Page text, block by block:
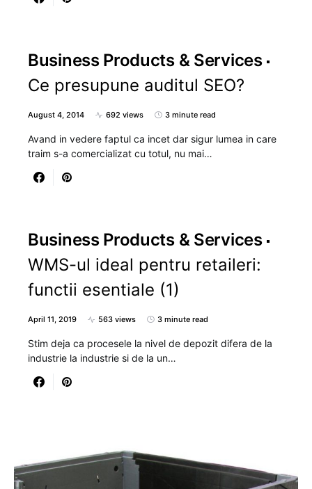
Business Products & Services
Ce presupune auditul SEO?
August 4, 2014 692 views 3 minute read
Avand in vedere faptul ca incet dar sigur lumea in care
traim s-a comercializat cu totul, nu mai…
Business Products & Services
WMS-ul ideal pentru retaileri:
functii esentiale (1)
April 11, 2019 563 views 3 minute read
Stim deja ca procesele la nivel de depozit difera de la
industrie la industrie si de la un…